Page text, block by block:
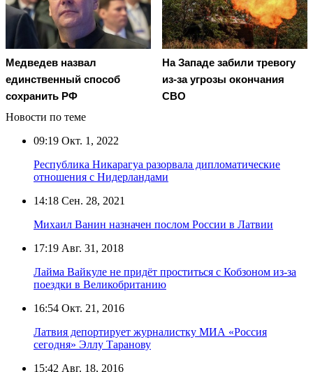
Медведев назвал
единственный способ
сохранить РФ
На Западе забили тревогу
из-за угрозы окончания
СВО
Новости по теме
09:19 Окт. 1, 2022
Республика Никарагуа разорвала дипломатические
отношения с Нидерландами
14:18 Сен. 28, 2021
Михаил Ванин назначен послом России в Латвии
17:19 Авг. 31, 2018
Лайма Вайкуле не придёт проститься с Кобзоном из-за
поездки в Великобританию
16:54 Окт. 21, 2016
Латвия депортирует журналистку МИА «Россия
сегодня» Эллу Таранову
15:42 Авг. 18, 2016